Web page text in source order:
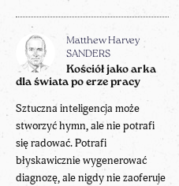
Matthew Harvey
SANDERS
Kościół jako arka
dla świata po erze pracy
Sztuczna inteligencja może
stworzyć hymn, ale nie potrafi
się radować. Potrafi
błyskawicznie wygenerować
diagnozę, ale nigdy nie zaoferuje